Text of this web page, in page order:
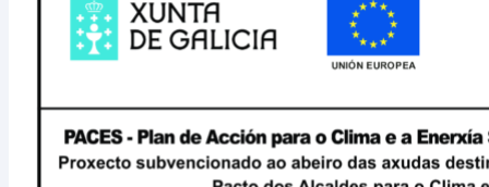
Urbanismo e Vivenda
Facenda
Orzamentos, Taxas e Impostos
Augas
Saneamento
Vías e Obras
Servizos